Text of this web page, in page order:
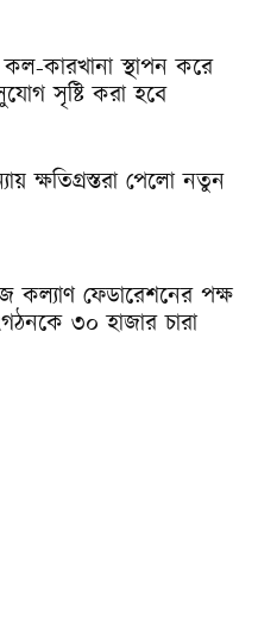
কারখানা স্থাপন করে
সৃষ্টি করা হবে
ক্ষতিগ্রস্তরা পেলো নতুন
কল্যাণ ফেডারেশনের পক্ষ
৩০ হাজার চারা